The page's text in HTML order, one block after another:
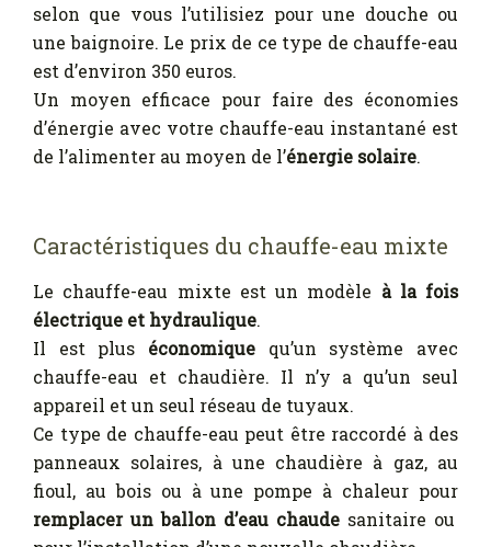
selon que vous l’utilisiez pour une douche ou
une baignoire. Le prix de ce type de chauffe-eau
est d’environ 350 euros.
Un moyen efficace pour faire des économies
d’énergie avec votre chauffe-eau instantané est
de l’alimenter au moyen de l’énergie solaire.
Caractéristiques du chauffe-eau mixte
Le chauffe-eau mixte est un modèle à la fois
électrique et hydraulique.
Il est plus économique qu’un système avec
chauffe-eau et chaudière. Il n’y a qu’un seul
appareil et un seul réseau de tuyaux.
Ce type de chauffe-eau peut être raccordé à des
panneaux solaires, à une chaudière à gaz, au
fioul, au bois ou à une pompe à chaleur pour
remplacer un ballon d’eau chaude sanitaire ou